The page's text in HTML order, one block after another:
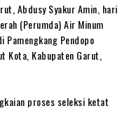
Abdusy Syakur Amin, hari
(Perumda) Air Minum
Pendopo
Kota, Kabupaten Garut,
proses seleksi ketat